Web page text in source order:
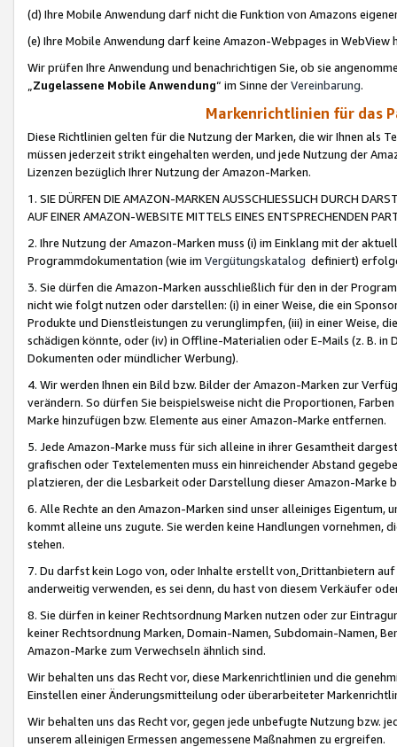
(d) Ihre Mobile Anwendung darf nicht die Funktion von Amazons
(e) Ihre Mobile Anwendung darf keine Amazon-Webpages in WebView
Wir prüfen Ihre Anwendung und benachrichtigen Sie, ob sie
„Zugelassene Mobile Anwendung“ im Sinne derVereinbarung.
Markenrichtlinien für das
Diese Richtlinien gelten für die Nutzung der Marken, die wir Ihnen als
müssen jederzeit strikt eingehalten werden, und jede Nutzung der
Lizenzen bezüglich Ihrer Nutzung der Amazon-Marken.
1. SIE DÜRFEN DIE AMAZON-MARKEN AUSSCHLIESSLICH DURCH
AUF EINER AMAZON-WEBSITE MITTELS EINES ENTSPRECHENDEN
2. Ihre Nutzung der Amazon-Marken muss (i) im Einklang mit der
Programmdokumentation (wie im Vergütungskatalog definiert)
3. Sie dürfen die Amazon-Marken ausschließlich für den in der
nicht wie folgt nutzen oder darstellen: (i) in einer Weise, die ein
Produkte und Dienstleistungen zu verunglimpfen, (iii) in einer Weise,
schädigen könnte, oder (iv) in Offline-Materialien oder E-Mails (z. B. in
Dokumenten oder mündlicher Werbung).
4. Wir werden Ihnen ein Bild bzw. Bilder der Amazon-Marken zur
verändern. So dürfen Sie beispielsweise nicht die Proportionen,
Marke hinzufügen bzw. Elemente aus einer Amazon-Marke entfernen.
5. Jede Amazon-Marke muss für sich alleine in ihrer Gesamtheit
grafischen oder Textelementen muss ein hinreichender Abstand
platzieren, der die Lesbarkeit oder Darstellung dieser Amazon-Marke
6. Alle Rechte an den Amazon-Marken sind unser alleiniges
kommt alleine uns zugute. Sie werden keine Handlungen vornehmen,
stehen.
7. Du darfst kein Logo von, oder Inhalte erstellt von,Drittanbietern auf
anderweitig verwenden, es sei denn, du hast von diesem Verkäufer
8. Sie dürfen in keiner Rechtsordnung Marken nutzen oder zur
keiner Rechtsordnung Marken, Domain-Namen, Subdomain-Namen,
Amazon-Marke zum Verwechseln ähnlich sind.
Wir behalten uns das Recht vor, diese Markenrichtlinien und die
Einstellen einer Änderungsmitteilung oder überarbeiteter
Wir behalten uns das Recht vor, gegen jede unbefugte Nutzung bzw.
unserem alleinigen Ermessen angemessene Maßnahmen zu ergreifen.